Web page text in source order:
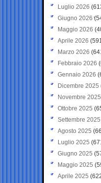
Luglio 2026
Giugno 2026
Maggio 2026
Aprile 2026
Marzo 2026
Febbraio 2026
Gennaio 2026
Dicembre 2025
Novembre 2025
Ottobre 2025
Settembre 2025
Agosto 2025
Luglio 2025
Giugno 2025
Maggio 2025
Aprile 2025